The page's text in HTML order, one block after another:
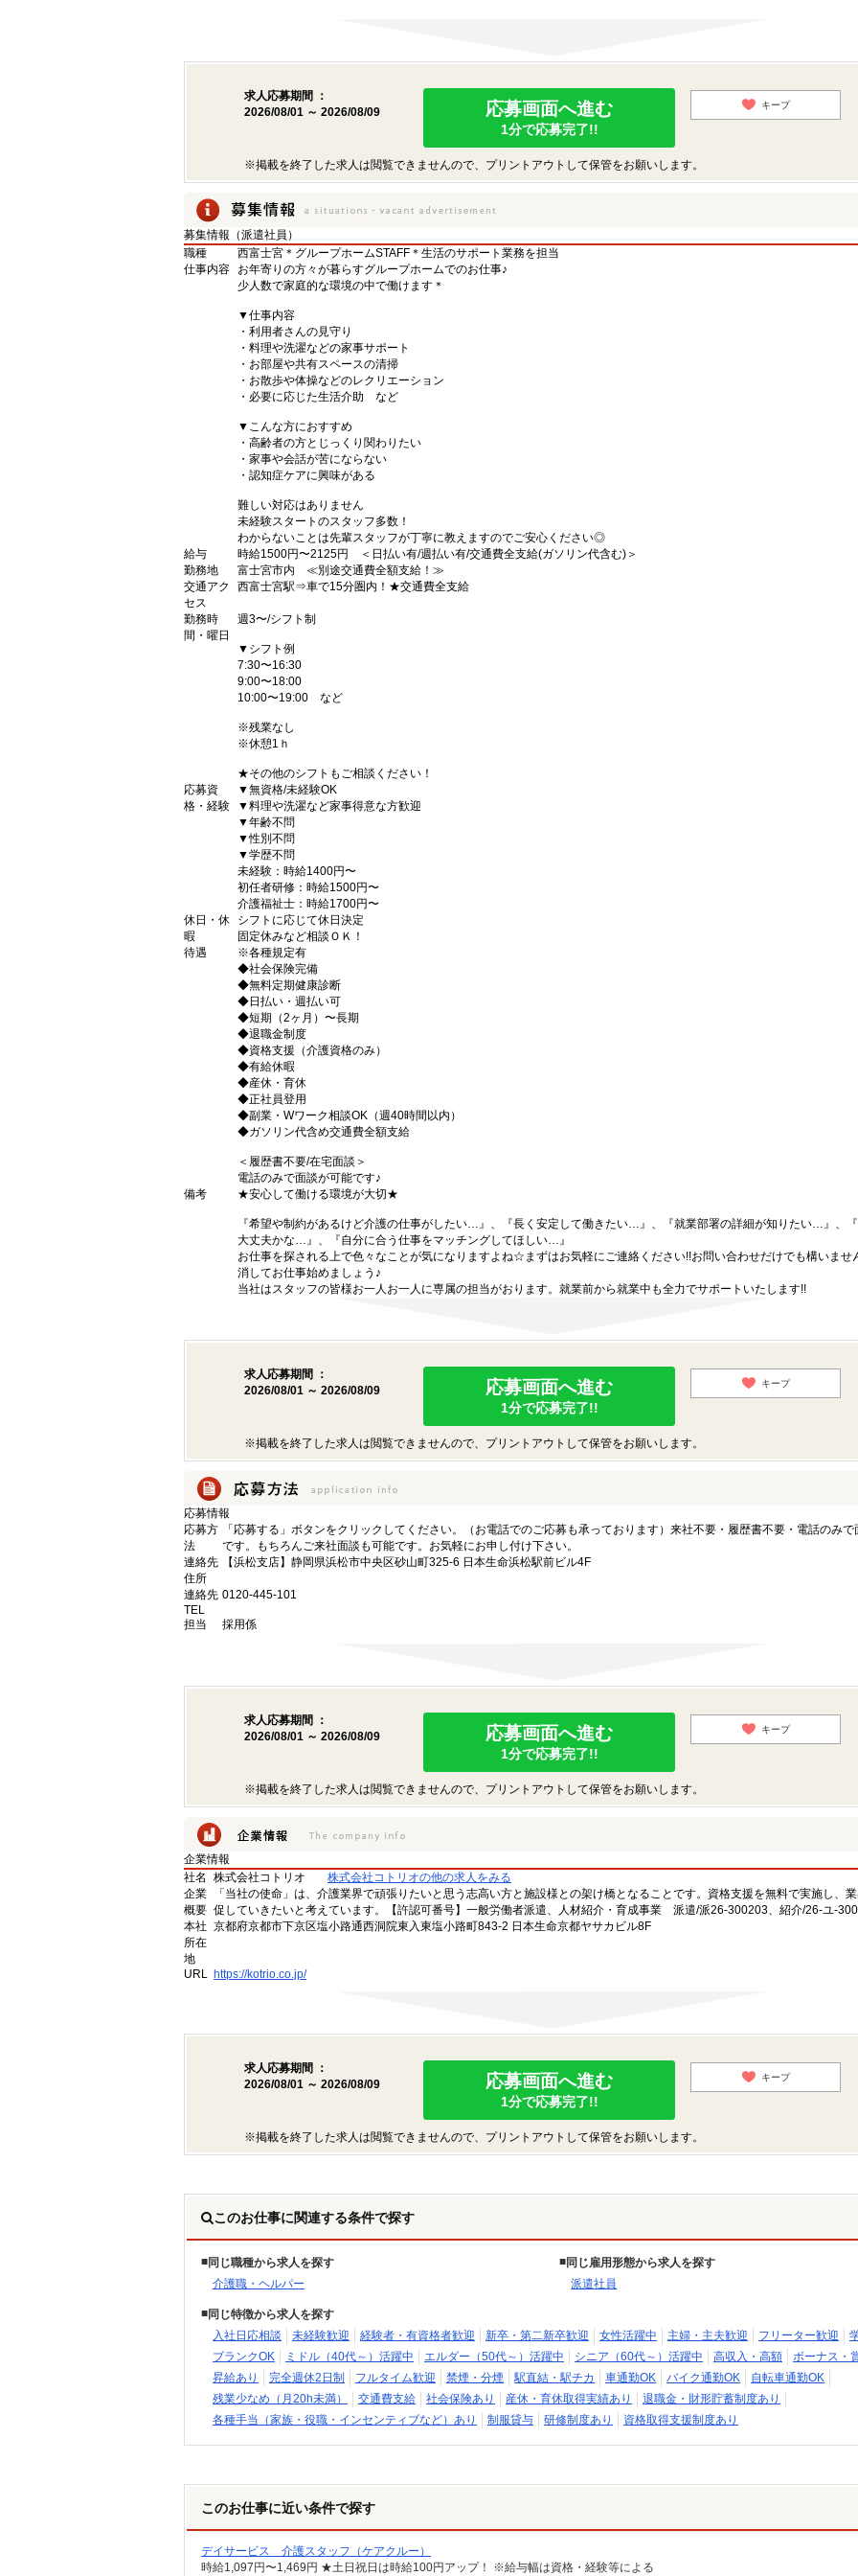
求人応募期間 ：
2026/08/01 ～ 2026/08/09
応募画面へ進む
1分で応募完了!!
キープ
※掲載を終了した求人は閲覧できませんので、プリントアウトして保管をお願いします。
募集情報（派遣社員）
職種
西富士宮＊グループホームSTAFF＊生活のサポート業務を担当
仕事内容
お年寄りの方々が暮らすグループホームでのお仕事♪
少人数で家庭的な環境の中で働けます＊
▼仕事内容
・利用者さんの見守り
・料理や洗濯などの家事サポート
・お部屋や共有スペースの清掃
・お散歩や体操などのレクリエーション
・必要に応じた生活介助 など
▼こんな方におすすめ
・高齢者の方とじっくり関わりたい
・家事や会話が苦にならない
・認知症ケアに興味がある
難しい対応はありません
未経験スタートのスタッフ多数！
わからないことは先輩スタッフが丁寧に教えますのでご安心ください◎
給与
時給1500円〜2125円 ＜日払い有/週払い有/交通費全支給(ガソリン代含む)＞
勤務地
富士宮市内 ≪別途交通費全額支給！≫
交通アク
セス
西富士宮駅⇒車で15分圏内！★交通費全支給
勤務時
間・曜日
週3〜/シフト制
▼シフト例
7:30〜16:30
9:00〜18:00
10:00〜19:00 など
※残業なし
※休憩1ｈ
★その他のシフトもご相談ください！
応募資
格・経験
▼無資格/未経験OK
▼料理や洗濯など家事得意な方歓迎
▼年齢不問
▼性別不問
▼学歴不問
未経験：時給1400円〜
初任者研修：時給1500円〜
介護福祉士：時給1700円〜
休日・休
暇
シフトに応じて休日決定
固定休みなど相談ＯＫ！
待遇
※各種規定有
◆社会保険完備
◆無料定期健康診断
◆日払い・週払い可
◆短期（2ヶ月）〜長期
◆退職金制度
◆資格支援（介護資格のみ）
◆有給休暇
◆産休・育休
◆正社員登用
◆副業・Wワーク相談OK（週40時間以内）
◆ガソリン代含め交通費全額支給
＜履歴書不要/在宅面談＞
電話のみで面談が可能です♪
備考
★安心して働ける環境が大切★
『希望や制約があるけど介護の仕事がしたい…』、『長く安定して働きたい…』、『就業部署の詳細が知りたい…』、
大丈夫かな…』、『自分に合う仕事をマッチングしてほしい…』
お仕事を探される上で色々なことが気になりますよね☆まずはお気軽にご連絡ください!!お問い合わせだけでも構いませ
消してお仕事始めましょう♪
当社はスタッフの皆様お一人お一人に専属の担当がおります。就業前から就業中も全力でサポートいたします!!
求人応募期間 ：
2026/08/01 ～ 2026/08/09
応募画面へ進む
1分で応募完了!!
キープ
※掲載を終了した求人は閲覧できませんので、プリントアウトして保管をお願いします。
応募情報
応募方
法
「応募する」ボタンをクリックしてください。（お電話でのご応募も承っております）来社不要・履歴書不要・電話のみで
です。もちろんご来社面談も可能です。お気軽にお申し付け下さい。
連絡先
住所
【浜松支店】静岡県浜松市中央区砂山町325-6 日本生命浜松駅前ビル4F
連絡先
TEL
0120-445-101
担当 採用係
求人応募期間 ：
2026/08/01 ～ 2026/08/09
応募画面へ進む
1分で応募完了!!
キープ
※掲載を終了した求人は閲覧できませんので、プリントアウトして保管をお願いします。
企業情報
社名
株式会社コトリオ
株式会社コトリオの他の求人をみる
企業
概要
「当社の使命」は、介護業界で頑張りたいと思う志高い方と施設様との架け橋となることです。資格支援を無料で実施し、
促していきたいと考えています。【許認可番号】一般労働者派遣、人材紹介・育成事業 派遣/派26-300203、紹介/26-ユ-
本社
所在
地
京都府京都市下京区塩小路通西洞院東入東塩小路町843-2 日本生命京都ヤサカビル8F
URL https://kotrio.co.jp/
求人応募期間 ：
2026/08/01 ～ 2026/08/09
応募画面へ進む
1分で応募完了!!
キープ
※掲載を終了した求人は閲覧できませんので、プリントアウトして保管をお願いします。
このお仕事に関連する条件で探す
同じ職種から求人を探す
介護職・ヘルパー
同じ雇用形態から求人を探す
派遣社員
同じ特徴から求人を探す
入社日応相談
未経験歓迎 経験者・有資格者歓迎 新卒・第二新卒歓迎 女性活躍中 主婦・主夫歓迎 フリーター歓迎
ブランクOK
ミドル（40代～）活躍中 エルダー（50代～）活躍中 シニア（60代～）活躍中 高収入・高額
ボーナス・
昇給あり
完全週休2日制 フルタイム歓迎 禁煙・分煙 駅直結・駅チカ 車通勤OK バイク通勤OK
自転車通勤OK
残業少なめ（月20h未満）
交通費支給 社会保険あり 産休・育休取得実績あり
退職金・財形貯蓄制度あり
各種手当（家族・役職・インセンティブなど）あり
制服貸与 研修制度あり 資格取得支援制度あり
このお仕事に近い条件で探す
デイサービス 介護スタッフ（ケアクルー）
時給1,097円〜1,469円 ★土日祝日は時給100円アップ！ ※給与幅は資格・経験等による